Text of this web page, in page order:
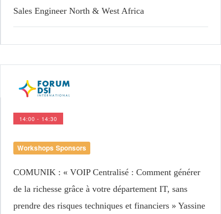
Sales Engineer North & West Africa
14:00 - 14:30
Workshops Sponsors
COMUNIK : « VOIP Centralisé : Comment générer
de la richesse grâce à votre département IT, sans
prendre des risques techniques et financiers » Yassine